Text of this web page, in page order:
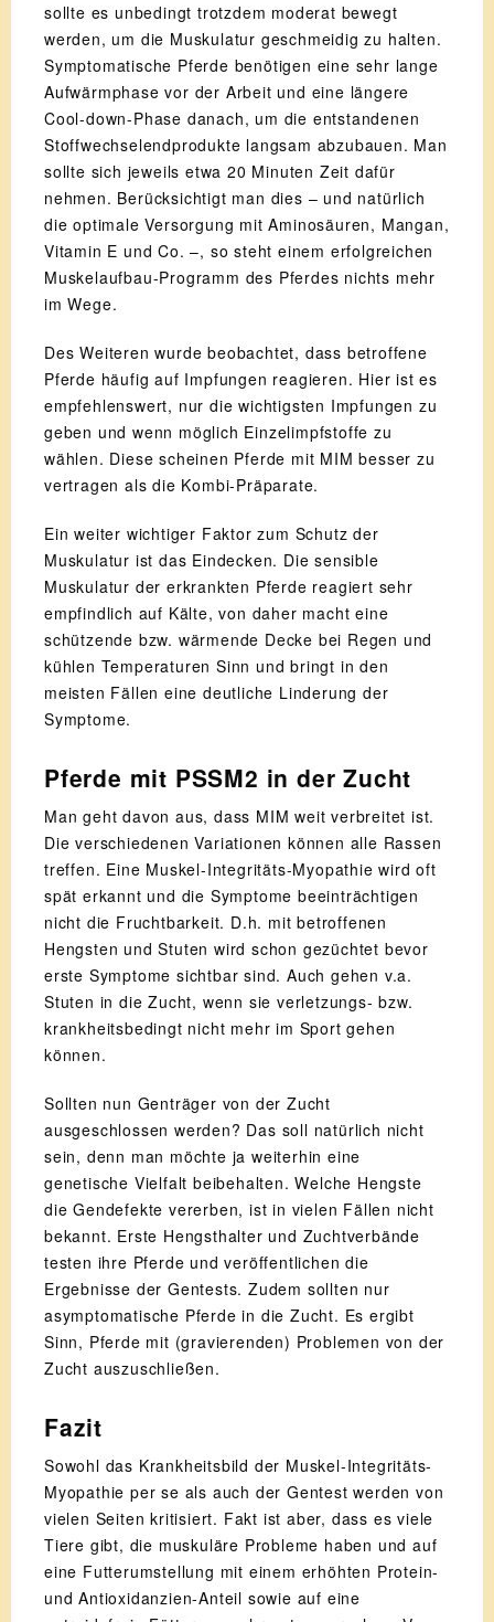
sollte es unbedingt trotzdem moderat bewegt
werden, um die Muskulatur geschmeidig zu halten.
Symptomatische Pferde benötigen eine sehr lange
Aufwärmphase vor der Arbeit und eine längere
Cool-down-Phase danach, um die entstandenen
Stoffwechselendprodukte langsam abzubauen. Man
sollte sich jeweils etwa 20 Minuten Zeit dafür
nehmen. Berücksichtigt man dies – und natürlich
die optimale Versorgung mit Aminosäuren, Mangan,
Vitamin E und Co. –, so steht einem erfolgreichen
Muskelaufbau-Programm des Pferdes nichts mehr
im Wege.
Des Weiteren wurde beobachtet, dass betroffene
Pferde häufig auf Impfungen reagieren. Hier ist es
empfehlenswert, nur die wichtigsten Impfungen zu
geben und wenn möglich Einzelimpfstoffe zu
wählen. Diese scheinen Pferde mit MIM besser zu
vertragen als die Kombi-Präparate.
Ein weiter wichtiger Faktor zum Schutz der
Muskulatur ist das Eindecken. Die sensible
Muskulatur der erkrankten Pferde reagiert sehr
empfindlich auf Kälte, von daher macht eine
schützende bzw. wärmende Decke bei Regen und
kühlen Temperaturen Sinn und bringt in den
meisten Fällen eine deutliche Linderung der
Symptome.
Pferde mit PSSM2 in der Zucht
Man geht davon aus, dass MIM weit verbreitet ist.
Die verschiedenen Variationen können alle Rassen
treffen. Eine Muskel-Integritäts-Myopathie wird oft
spät erkannt und die Symptome beeinträchtigen
nicht die Fruchtbarkeit. D.h. mit betroffenen
Hengsten und Stuten wird schon gezüchtet bevor
erste Symptome sichtbar sind. Auch gehen v.a.
Stuten in die Zucht, wenn sie verletzungs- bzw.
krankheitsbedingt nicht mehr im Sport gehen
können.
Sollten nun Genträger von der Zucht
ausgeschlossen werden? Das soll natürlich nicht
sein, denn man möchte ja weiterhin eine
genetische Vielfalt beibehalten. Welche Hengste
die Gendefekte vererben, ist in vielen Fällen nicht
bekannt. Erste Hengsthalter und Zuchtverbände
testen ihre Pferde und veröffentlichen die
Ergebnisse der Gentests. Zudem sollten nur
asymptomatische Pferde in die Zucht. Es ergibt
Sinn, Pferde mit (gravierenden) Problemen von der
Zucht auszuschließen.
Fazit
Sowohl das Krankheitsbild der Muskel-Integritäts-
Myopathie per se als auch der Gentest werden von
vielen Seiten kritisiert. Fakt ist aber, dass es viele
Tiere gibt, die muskuläre Probleme haben und auf
eine Futterumstellung mit einem erhöhten Protein-
und Antioxidanzien-Anteil sowie auf eine